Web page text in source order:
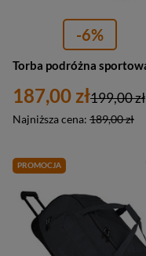
-6%
187,00 zł
Najniższa cena: 189,00 zł
199,00 zł
PROMOCJA